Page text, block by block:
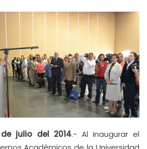
de julio del 2014.- Al inaugurar el